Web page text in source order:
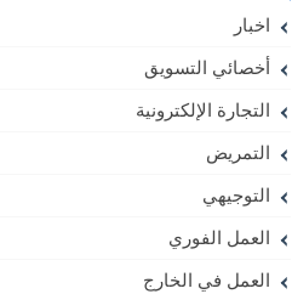
اخبار
أخصائي التسويق
التجارة الإلكترونية
التمريض
التوجيهي
العمل الفوري
العمل في الخارج